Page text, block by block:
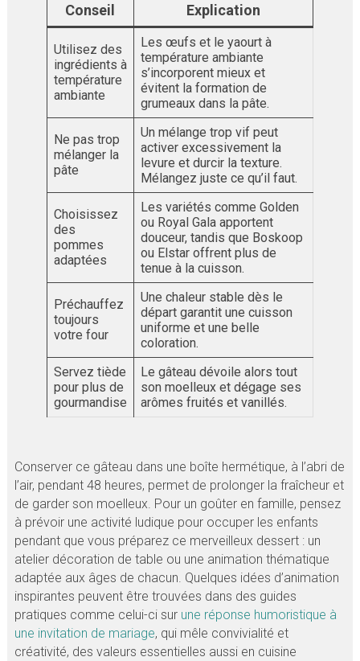
Conseil Explication
Utilisez des
ingrédients à
température
ambiante
Les œufs et le yaourt à
température ambiante
s’incorporent mieux et
évitent la formation de
grumeaux dans la pâte.
Ne pas trop
mélanger la
pâte
Un mélange trop vif peut
activer excessivement la
levure et durcir la texture.
Mélangez juste ce qu’il faut.
Choisissez
des
pommes
adaptées
Les variétés comme Golden
ou Royal Gala apportent
douceur, tandis que Boskoop
ou Elstar offrent plus de
tenue à la cuisson.
Préchauffez
toujours
votre four
Une chaleur stable dès le
départ garantit une cuisson
uniforme et une belle
coloration.
Servez tiède
pour plus de
gourmandise
Le gâteau dévoile alors tout
son moelleux et dégage ses
arômes fruités et vanillés.
Conserver ce gâteau dans une boîte hermétique, à l’abri de
l’air, pendant 48 heures, permet de prolonger la fraîcheur et
de garder son moelleux. Pour un goûter en famille, pensez
à prévoir une activité ludique pour occuper les enfants
pendant que vous préparez ce merveilleux dessert : un
atelier décoration de table ou une animation thématique
adaptée aux âges de chacun. Quelques idées d’animation
inspirantes peuvent être trouvées dans des guides
pratiques comme celui-ci sur une réponse humoristique à
une invitation de mariage, qui mêle convivialité et
créativité, des valeurs essentielles aussi en cuisine